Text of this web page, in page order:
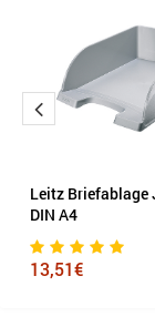
Leitz Briefablage
DIN A4
13,51€